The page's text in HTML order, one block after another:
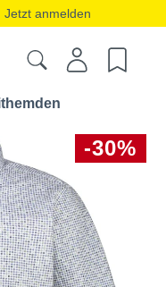
anmelden
-30%